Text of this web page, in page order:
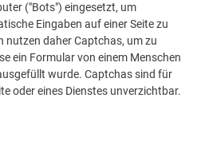
("Bots") eingesetzt, um
Eingaben auf einer Seite zu
nutzen daher Captchas, um zu
ein Formular von einem Menschen
wurde. Captchas sind für
oder eines Dienstes unverzichtbar.